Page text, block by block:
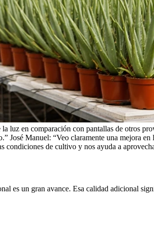
luz en comparación con pantallas de otros
José Manuel: “Veo claramente una mejora
de cultivo y nos ayuda a
es un gran avance. Esa calidad adicional